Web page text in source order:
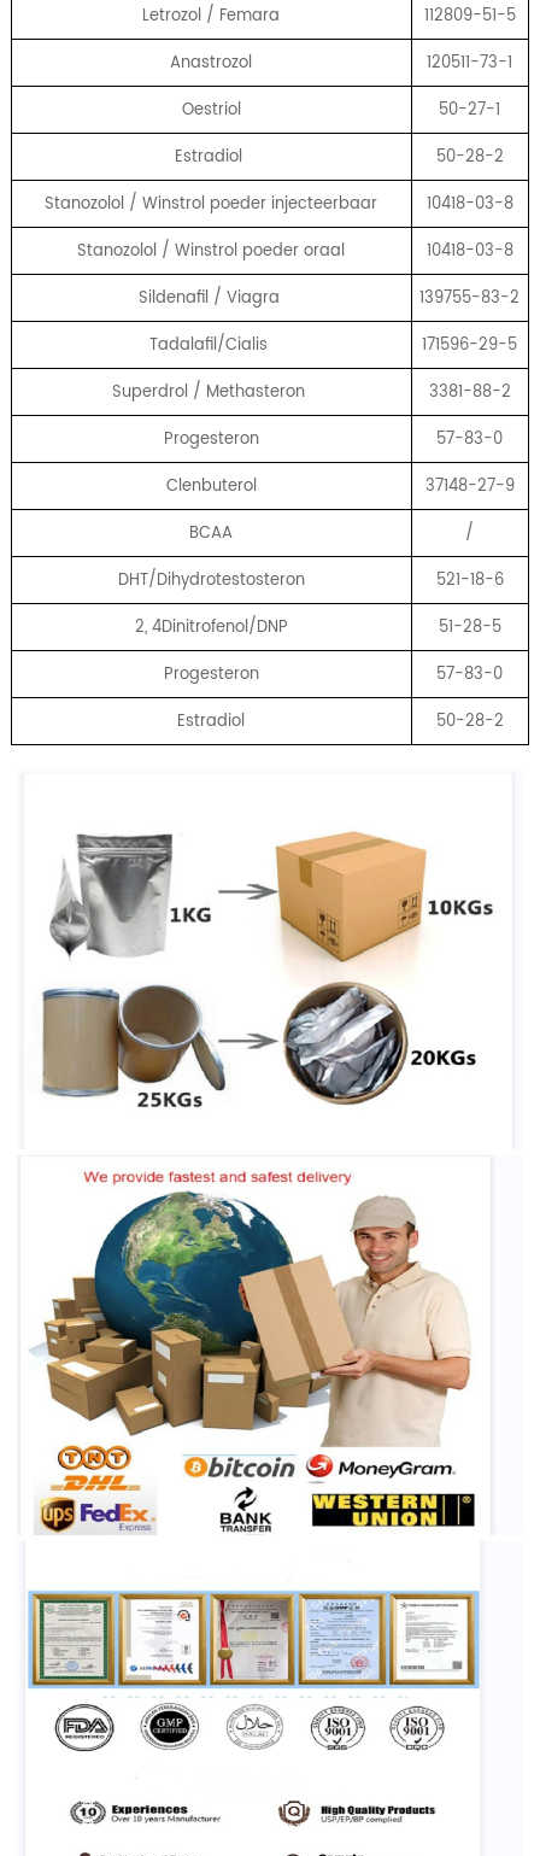
Letrozol / Femara
112809-51-5
Anastrozol
120511-73-1
Oestriol
50-27-1
Estradiol
50-28-2
Stanozolol / Winstrol poeder injecteerbaar
10418-03-8
Stanozolol / Winstrol poeder oraal
10418-03-8
Sildenafil / Viagra
139755-83-2
Tadalafil/Cialis
171596-29-5
Superdrol / Methasteron
3381-88-2
Progesteron
57-83-0
Clenbuterol
37148-27-9
BCAA
/
DHT/Dihydrotestosteron
521-18-6
2, 4Dinitrofenol/DNP
51-28-5
Progesteron
57-83-0
Estradiol
50-28-2